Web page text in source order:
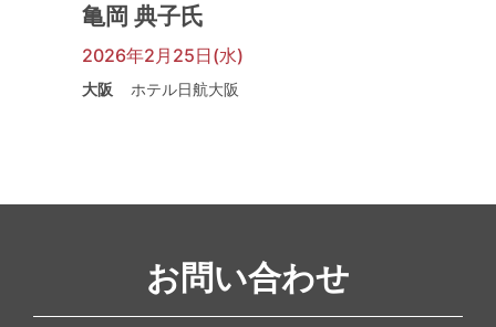
亀岡 典子氏
2026年2月25日(水)
大阪 ホテル日航大阪
お問い合わせ